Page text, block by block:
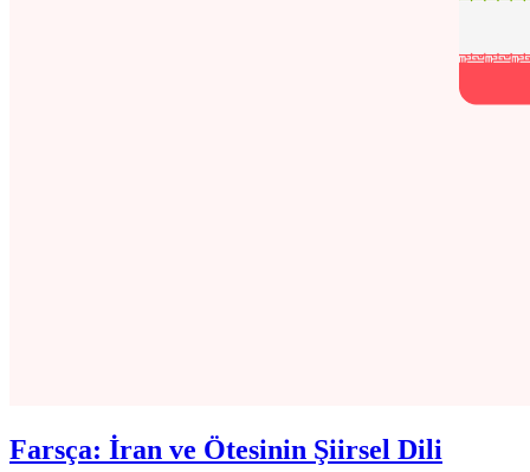
Farsça: İran ve Ötesinin Şiirsel Dili